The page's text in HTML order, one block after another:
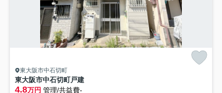
東大阪市中石切町
東大阪市中石切町戸建
4.8万円 管理/共益費-